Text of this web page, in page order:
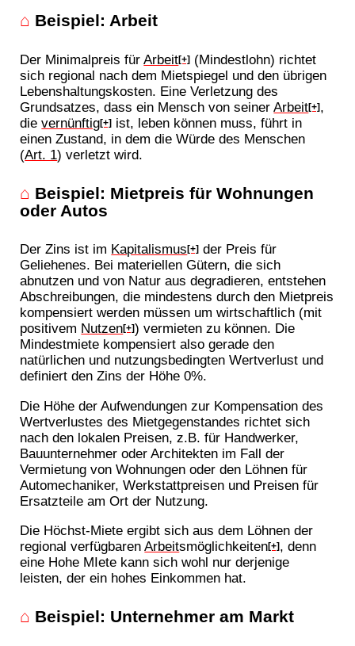
⌂ Beispiel: Arbeit
Der Minimalpreis fürArbeit[+] (Mindestlohn) richtet
sich regional nach dem Mietspiegel und den übrigen
Lebenshaltungskosten. Eine Verletzung des
Grundsatzes, dass ein Mensch von seinerArbeit[+] ,
dievernünftig[+] ist, leben können muss, führt in
einen Zustand, in dem die Würde des Menschen
(Art. 1) verletzt wird.
⌂ Beispiel: Mietpreis für Wohnungen
oder Autos
Der Zins ist im Kapitalismus[+] der Preis für
Geliehenes. Bei materiellen Gütern, die sich
abnutzen und von Natur aus degradieren, entstehen
Abschreibungen, die mindestens durch den Mietpreis
kompensiert werden müssen um wirtschaftlich (mit
positivem Nutzen[+]) vermieten zu können. Die
Mindestmiete kompensiert also gerade den
natürlichen und nutzungsbedingten Wertverlust und
definiert den Zins der Höhe 0%.
Die Höhe der Aufwendungen zur Kompensation des
Wertverlustes des Mietgegenstandes richtet sich
nach den lokalen Preisen, z.B. für Handwerker,
Bauunternehmer oder Architekten im Fall der
Vermietung von Wohnungen oder den Löhnen für
Automechaniker, Werkstattpreisen und Preisen für
Ersatzteile am Ort der Nutzung.
Die Höchst-Miete ergibt sich aus dem Löhnen der
regional verfügbarenArbeitsmöglichkeiten[+] , denn
eine Hohe MIete kann sich wohl nur derjenige
leisten, der ein hohes Einkommen hat.
⌂ Beispiel: Unternehmer am Markt